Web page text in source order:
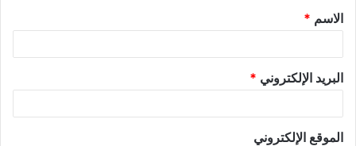
الاسم *
البريد الإلكتروني *
الموقع الإلكتروني